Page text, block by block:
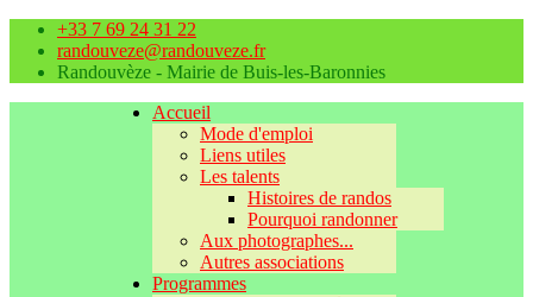
+33 7 69 24 31 22
randouveze@randouveze.fr
Randouvèze - Mairie de Buis-les-Baronnies
Accueil
Mode d'emploi
Liens utiles
Les talents
Histoires de randos
Pourquoi randonner
Aux photographes...
Autres associations
Programmes